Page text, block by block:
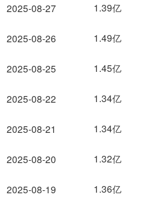
2025-08-27
2025-08-26
2025-08-25
2025-08-22
2025-08-21
2025-08-20
2025-08-19
1.39亿
1.49亿
1.45亿
1.34亿
1.34亿
1.32亿
1.36亿